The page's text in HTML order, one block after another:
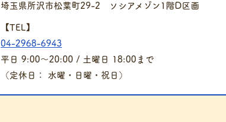
埼玉県所沢市松葉町29-2 ソシアメゾン1階D区画
【TEL】
04-2968-6943
平日 9:00～20:00 / 土曜日 18:00まで
（定休日： 水曜・日曜・祝日）